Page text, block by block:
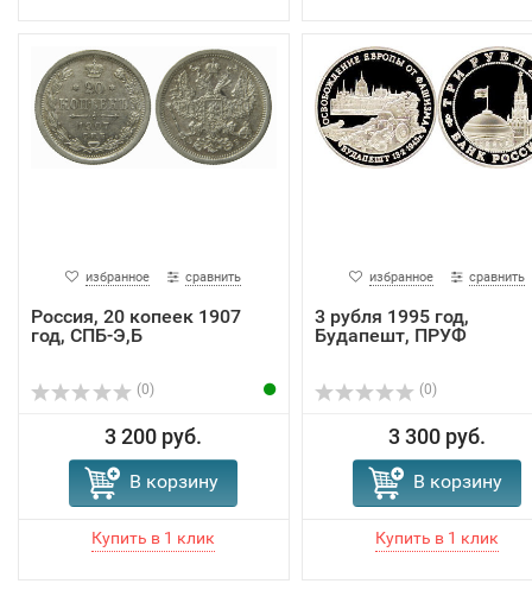
избранное сравнить
Россия, 20 копеек 1907
год, СПБ-Э,Б
(0)
3 200 руб.
В корзину
избранное сравнить
3 рубля 1995 год,
Будапешт, ПРУФ
(0)
3 300 руб.
В корзину